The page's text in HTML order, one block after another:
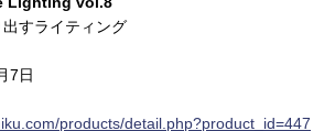
すライティング
7日
products/detail.php?product_id=447